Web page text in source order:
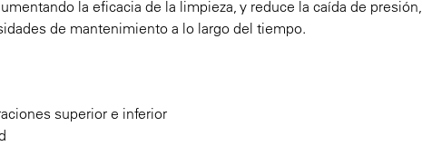
la eficacia de la limpieza, y reduce la caída de presión,
de mantenimiento a lo largo del tiempo.
superior e inferior